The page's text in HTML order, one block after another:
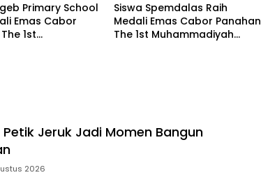
Primary School
Emas Cabor
1st
Siswa Spemdalas Raih
Medali Emas Cabor Panahan
The 1st Muhammadiyah
Jeruk Jadi Momen Bangun
2026